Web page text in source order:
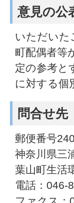
意見の公
いただいた
町配偶者等
定の参考と
に対する個
問合せ先
郵便番号
神奈川県三
葉山町生活
電話：046-